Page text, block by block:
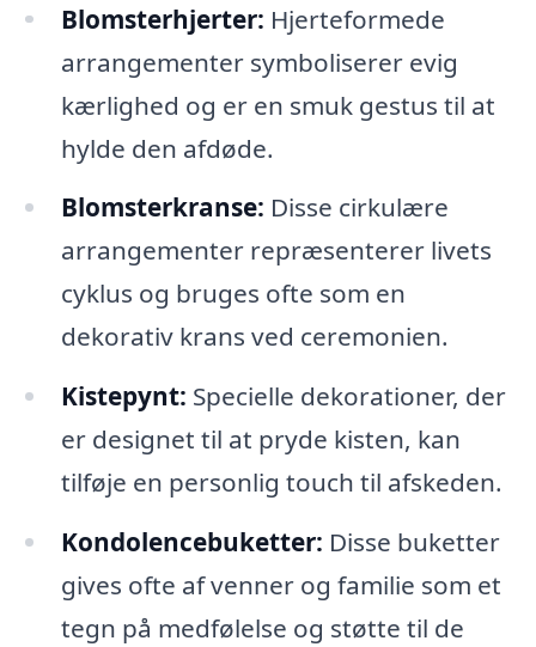
Blomsterhjerter: Hjerteformede
arrangementer symboliserer evig
kærlighed og er en smuk gestus til at
hylde den afdøde.
Blomsterkranse: Disse cirkulære
arrangementer repræsenterer livets
cyklus og bruges ofte som en
dekorativ krans ved ceremonien.
Kistepynt: Specielle dekorationer, der
er designet til at pryde kisten, kan
tilføje en personlig touch til afskeden.
Kondolencebuketter: Disse buketter
gives ofte af venner og familie som et
tegn på medfølelse og støtte til de